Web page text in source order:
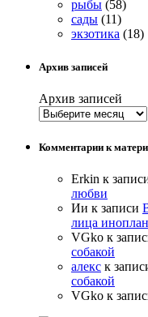
рыбы (58)
сады (11)
экзотика (18)
Архив записей
Архив записей
Комментарии к
Erkin к
любви
Ии к записи
лица
VGko к
собакой
алекс к
собакой
VGko к